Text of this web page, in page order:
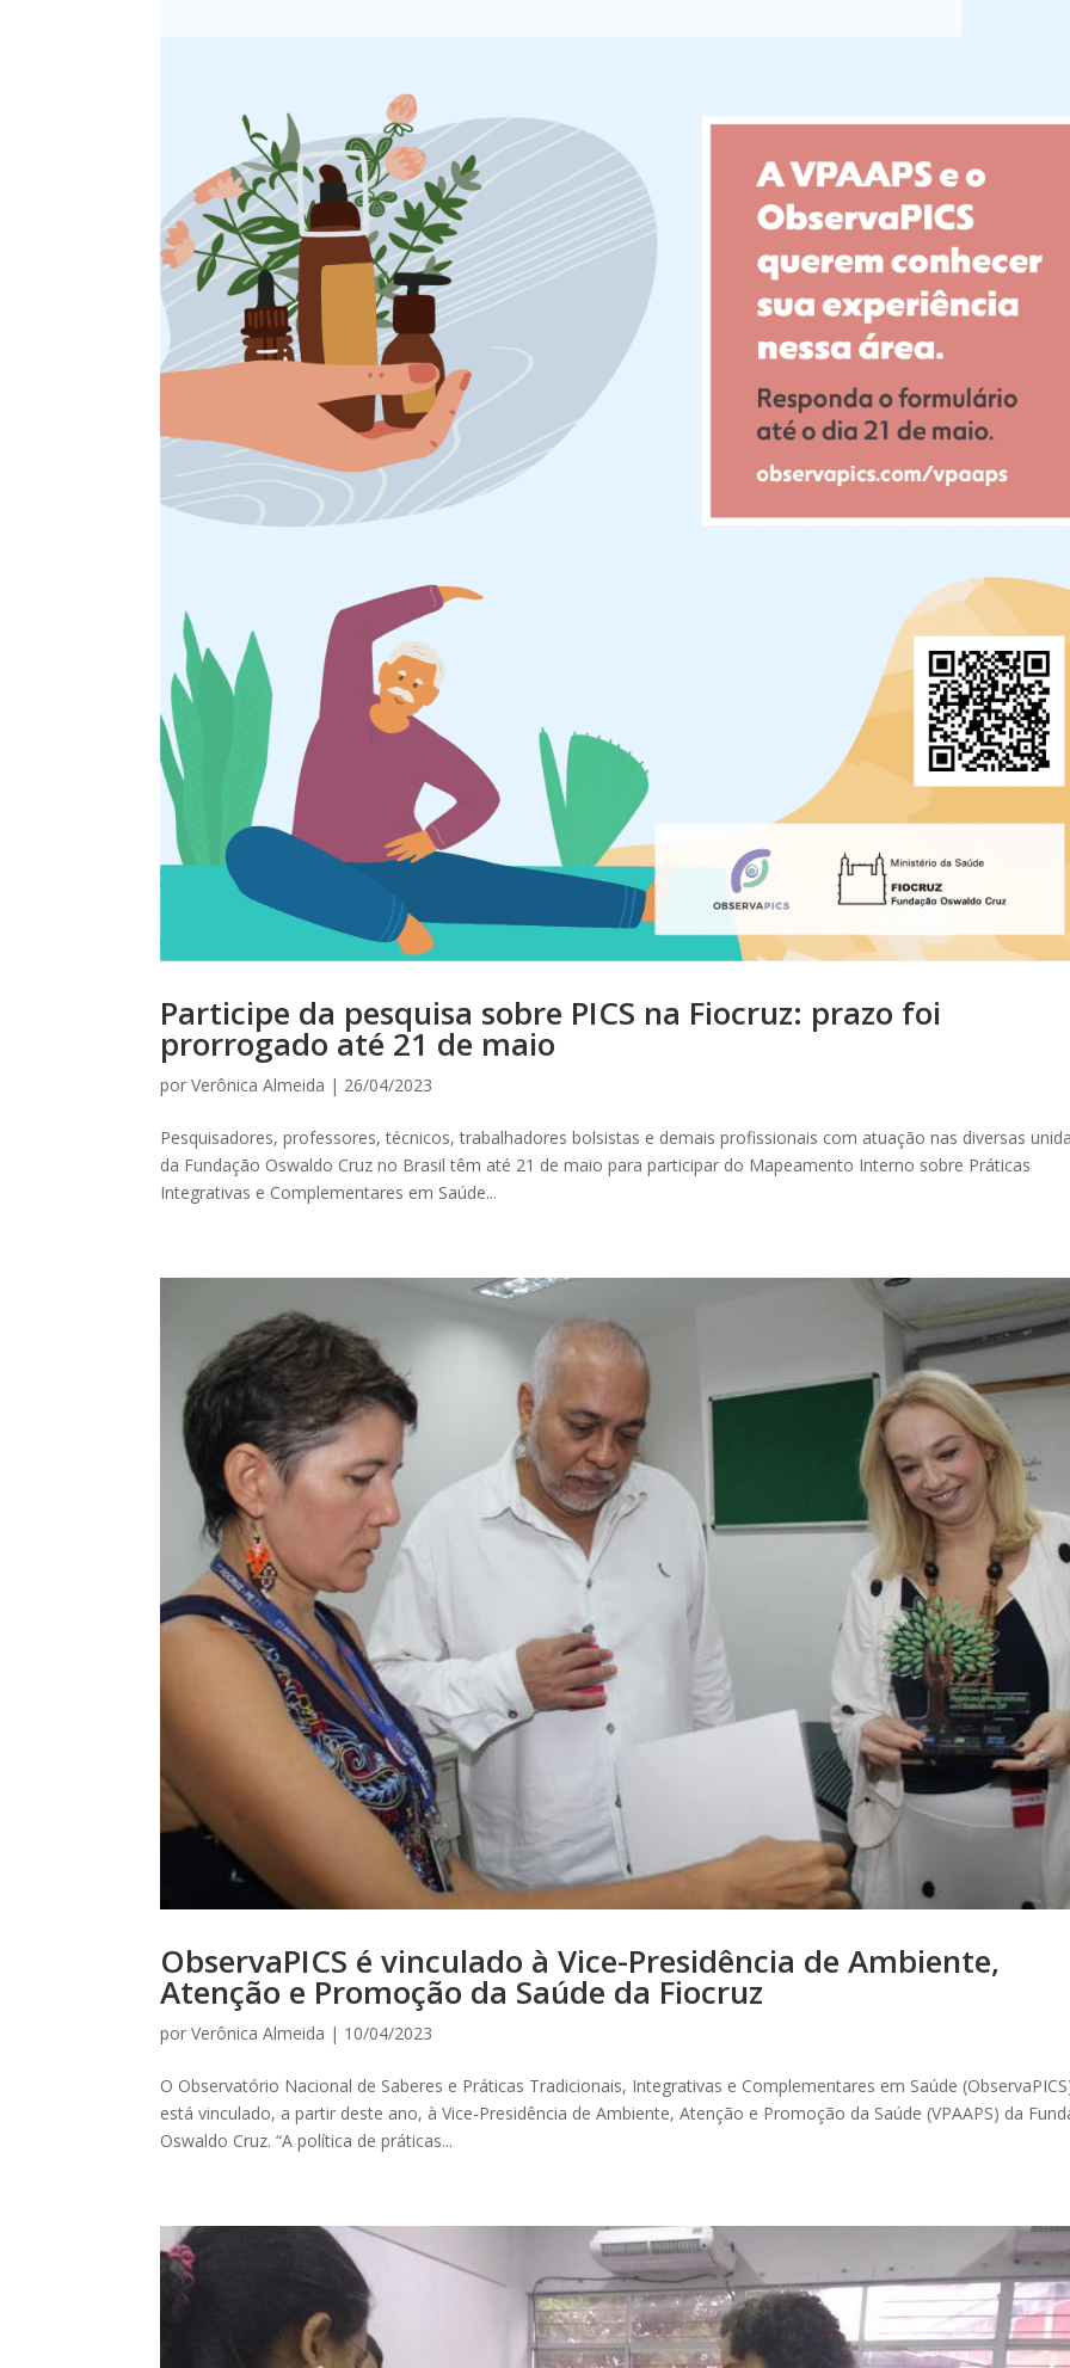
Participe da pesquisa sobre PICS na Fiocruz: prazo foi
prorrogado até 21 de maio
porVerônica Almeida | 26/04/2023
Pesquisadores, professores, técnicos, trabalhadores bolsistas e demais profissionais com atuação nas diversas
da Fundação Oswaldo Cruz no Brasil têm até 21 de maio para participar do Mapeamento Interno sobre Práticas
Integrativas e Complementares em Saúde...
ObservaPICS é vinculado à Vice-Presidência de Ambiente,
Atenção e Promoção da Saúde da Fiocruz
porVerônica Almeida | 10/04/2023
O Observatório Nacional de Saberes e Práticas Tradicionais, Integrativas e Complementares em Saúde
está vinculado, a partir deste ano, à Vice-Presidência de Ambiente, Atenção e Promoção da Saúde (VPAAPS) da
Oswaldo Cruz. “A política de práticas...